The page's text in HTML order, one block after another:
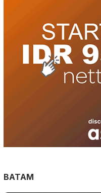
BATAM